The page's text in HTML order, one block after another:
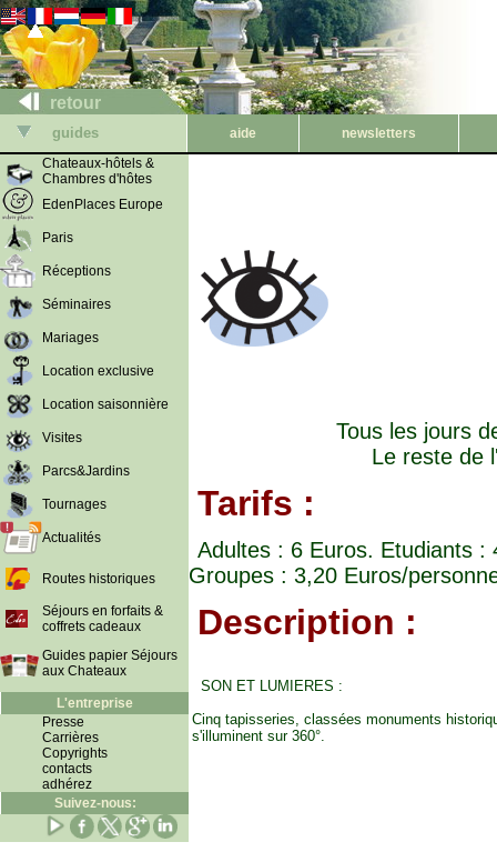
retour
guides aide
newsletters
Chateaux-hôtels &
Chambres d'hôtes
EdenPlaces Europe
Paris
Réceptions
Séminaires
Mariages
Location exclusive
Location saisonnière
Visites
Parcs&Jardins
Tournages
Actualités
Routes historiques
Séjours en forfaits &
coffrets cadeaux
Guides papier Séjours
aux Chateaux
L'entreprise
Presse
Carrières
Copyrights
contacts
adhérez
Suivez-nous:
Tous les jours
Le reste de
Tarifs :
Adultes : 6 Euros. Etudiants
Groupes : 3,20 Euros/
Description :
SON ET LUMIERES :
Cinq tapisseries, classées monuments
s'illuminent sur 360°.